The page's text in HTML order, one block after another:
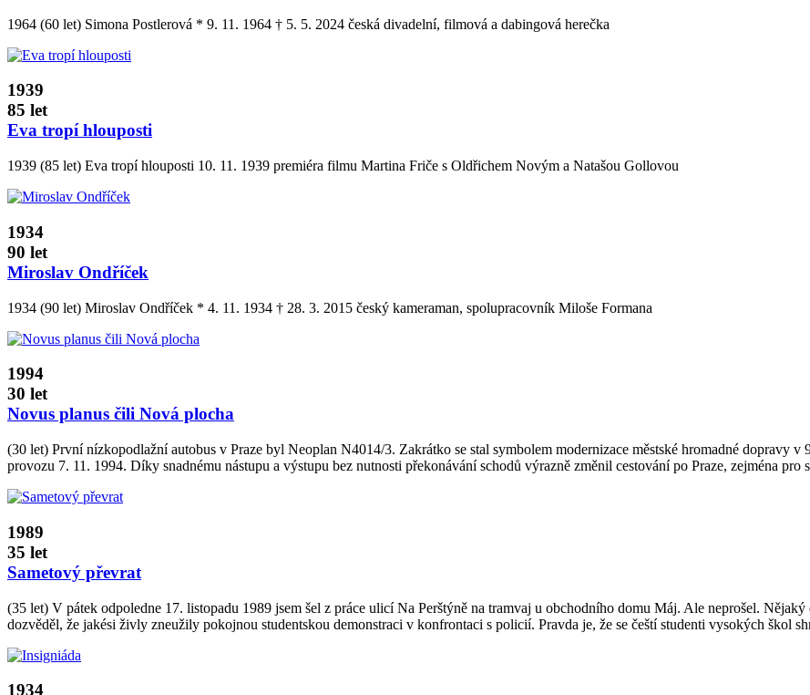
1964 (60 let) Simona Postlerová * 9. 11. 1964 † 5. 5. 2024 česká divadelní, filmová a dabingová herečka
1939
85 let
Eva tropí hlouposti
1939 (85 let) Eva tropí hlouposti 10. 11. 1939 premiéra filmu Martina Friče s Oldřichem Novým a Natašou Gollovou
1934
90 let
Miroslav Ondříček
1934 (90 let) Miroslav Ondříček * 4. 11. 1934 † 28. 3. 2015 český kameraman, spolupracovník Miloše Formana
1994
30 let
Novus planus čili Nová plocha
(30 let) První nízkopodlažní autobus v Praze byl Neoplan N4014/3. Zakrátko se stal symbolem modernizace městské hromadné dopravy
provozu 7. 11. 1994. Díky snadnému nástupu a výstupu bez nutnosti překonávání schodů výrazně změnil cestování po Praze, zejména pro
1989
35 let
Sametový převrat
(35 let) V pátek odpoledne 17. listopadu 1989 jsem šel z práce ulicí Na Perštýně na tramvaj u obchodního domu Máj. Ale neprošel.
dozvěděl, že jakési živly zneužily pokojnou studentskou demonstraci v konfrontaci s policií. Pravda je, že se čeští studenti vysokých škol
1934